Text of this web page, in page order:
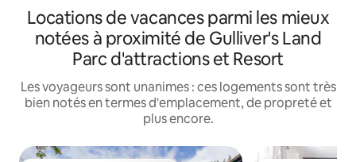
Locations de vacances parmi les mieux
notées à proximité de Gulliver's Land
Parc d'attractions et Resort
Les voyageurs sont unanimes : ces logements sont très
bien notés en termes d'emplacement, de propreté et
plus encore.